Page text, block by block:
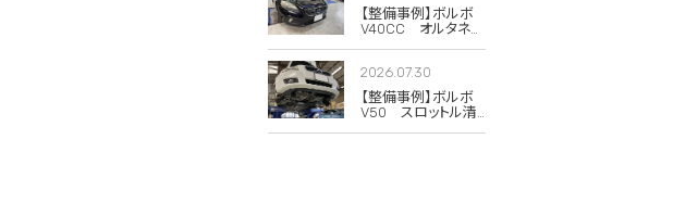
【整備事例】ボルボ
V40CC オルタネー
2026.07.30
【整備事例】ボルボ
V50 スロットル清